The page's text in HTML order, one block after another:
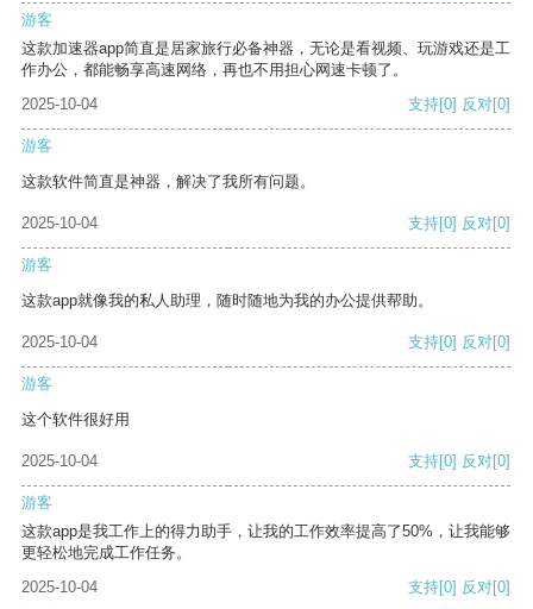
游客
这款加速器app简直是居家旅行必备神器，无论是看视频、玩游戏还是工
作办公，都能畅享高速网络，再也不用担心网速卡顿了。
2025-10-04
支持[0] 反对[0]
游客
这款软件简直是神器，解决了我所有问题。
2025-10-04 支持[0] 反对[0]
游客
这款app就像我的私人助理，随时随地为我的办公提供帮助。
2025-10-04 支持[0] 反对[0]
游客
这个软件很好用
2025-10-04 支持[0] 反对[0]
游客
这款app是我工作上的得力助手，让我的工作效率提高了50%，让我能够
更轻松地完成工作任务。
2025-10-04
支持[0] 反对[0]